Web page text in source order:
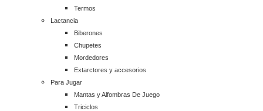
Termos
Lactancia
Biberones
Chupetes
Mordedores
Extarctores y accesorios
Para Jugar
Mantas y Alfombras De Juego
Triciclos